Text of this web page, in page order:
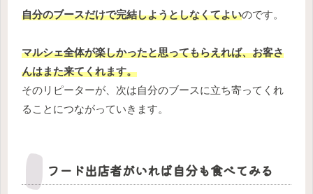
自分のブースだけで完結しようとしなくてよいのです。
マルシェ全体が楽しかったと思ってもらえれば、お客さ
んはまた来てくれます。
そのリピーターが、次は自分のブースに立ち寄ってくれ
ることにつながっていきます。
フード出店者がいれば自分も食べてみる